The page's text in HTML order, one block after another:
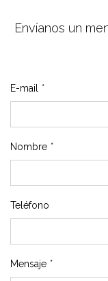
Envíanos un
E-mail *
Nombre *
Teléfono
Mensaje *